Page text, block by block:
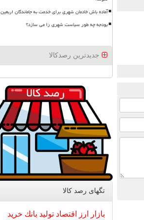
آماده باش خادمان شهری برای خدمت به جاماندگان اربعین
بودجه چه طور سیاست شهری را می سازد؟
جدیدترین رصدکالا
تگهای رصد كالا
بازار ارز اقتصاد تولید بانك خرید